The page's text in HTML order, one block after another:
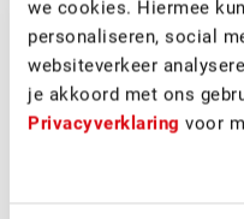
we cookies. Hiermee
personaliseren, social
websiteverkeer
je akkoord met ons
Privacyverklaring voor
het project is naar